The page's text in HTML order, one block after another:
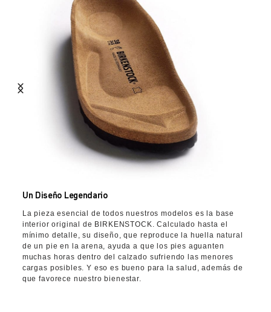
Un Diseño Legendario
La pieza esencial de todos nuestros modelos es la base
interior original de BIRKENSTOCK. Calculado hasta el
mínimo detalle, su diseño, que reproduce la huella natural
de un pie en la arena, ayuda a que los pies aguanten
muchas horas dentro del calzado sufriendo las menores
cargas posibles. Y eso es bueno para la salud, además de
que favorece nuestro bienestar.